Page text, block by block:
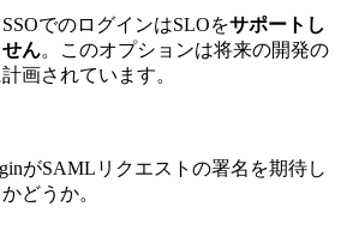
でのログインはSLOをサポートし
ん。このオプションは将来の開発の
画されています。
がSAMLリクエストの署名を期待し
どうか。